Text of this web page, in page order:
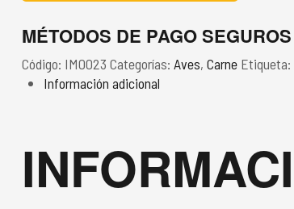
MÉTODOS DE PAGO SEGUROS
Código: IM0023 Categorías: Aves, Carne Etiqueta:
Información adicional